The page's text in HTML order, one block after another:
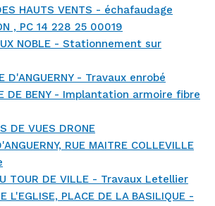
HAUTS VENTS - échafaudage
, PC 14 228 25 00019
NOBLE - Stationnement sur
D'ANGUERNY - Travaux enrobé
DE BENY - Implantation armoire fibre
DE VUES DRONE
RUE MAITRE COLLEVILLE
TOUR DE VILLE - Travaux Letellier
L'EGLISE, PLACE DE LA BASILIQUE -